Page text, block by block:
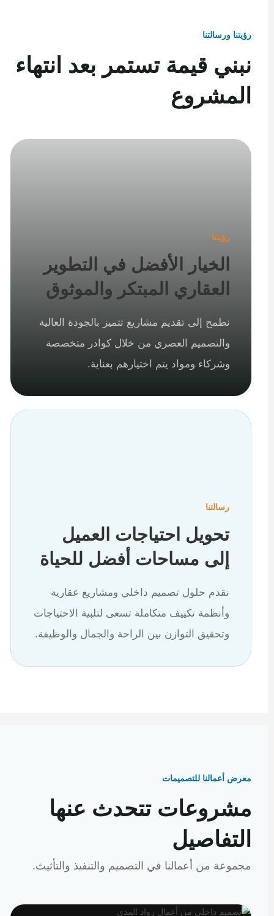
رؤيتنا ورسالتنا
نبني قيمة تستمر بعد انتهاء
المشروع
رؤيتنا
الخيار الأفضل في التطوير
العقاري المبتكر والموثوق
نطمح إلى تقديم مشاريع تتميز بالجودة العالية
والتصميم العصري من خلال كوادر متخصصة
وشركاء ومواد يتم اختيارهم بعناية.
رسالتنا
تحويل احتياجات العميل
إلى مساحات أفضل للحياة
نقدم حلول تصميم داخلي ومشاريع عقارية
وأنظمة تكييف متكاملة تسعى لتلبية الاحتياجات
وتحقيق التوازن بين الراحة والجمال والوظيفة.
معرض أعمالنا للتصميمات
مشروعات تتحدث عنها
التفاصيل
مجموعة من أعمالنا في التصميم والتنفيذ والتأثيث.